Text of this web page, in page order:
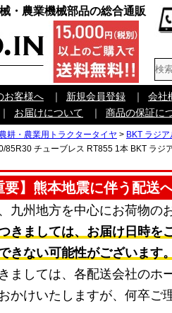
・農業機械部品の総合通販
お客様へ ｜ 新規会員登録 ｜ 会社
｜ お届けについて ｜ 商品の保証に
耕・農業用トラクタータイヤ > BKT ラジ
85R30 チューブレス RT855 1本 BKT ラジ
要】熊本地震に伴う配送
九州地方を中心にお荷物の
きましては、お届け日時を
きない可能性がございます。
ましては、各配送会社のホ
かけいたしますが、何卒ご